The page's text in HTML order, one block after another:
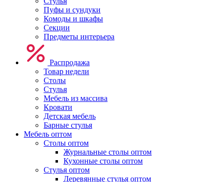
Пуфы и сундуки
Комоды и шкафы
Секции
Предметы интерьера
Распродажа
Товар недели
Столы
Стулья
Мебель из массива
Кровати
Детская мебель
Барные стулья
Мебель оптом
Столы оптом
Журнальные столы оптом
Кухонные столы оптом
Стулья оптом
Деревянные стулья оптом